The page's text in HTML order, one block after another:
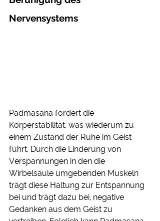
Nervensystems
Padmasana fördert die
Körperstabilität, was wiederum zu
einem Zustand der Ruhe im Geist
führt. Durch die Linderung von
Verspannungen in den die
Wirbelsäule umgebenden Muskeln
trägt diese Haltung zur Entspannung
bei und trägt dazu bei, negative
Gedanken aus dem Geist zu